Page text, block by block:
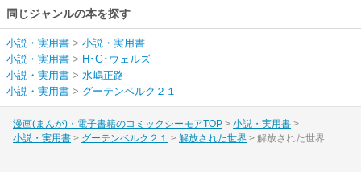
同じジャンルの本を探す
小説・実用書 > 小説・実用書
小説・実用書 > H･G･ウェルズ
小説・実用書 > 水嶋正路
小説・実用書 > グーテンベルク２１
漫画(まんが)・電子書籍のコミックシーモアTOP
小説・実用書
小説・実用書
グーテンベルク２１ 解放された世界 解放された世界